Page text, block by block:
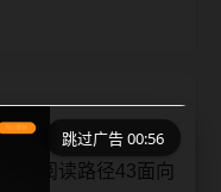
题阅读路径43面向
跳过广告 00:56